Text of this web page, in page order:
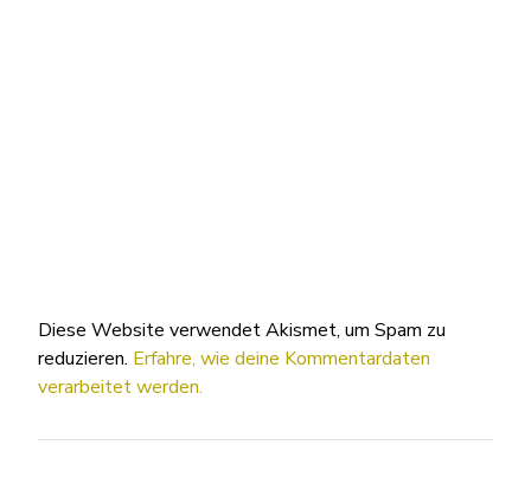
Diese Website verwendet Akismet, um Spam zu
reduzieren. Erfahre, wie deine Kommentardaten
verarbeitet werden.